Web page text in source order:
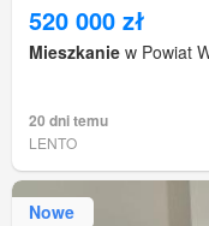
520 000 zł
Mieszkanie w Powiat
20 dni temu
LENTO
Nowe